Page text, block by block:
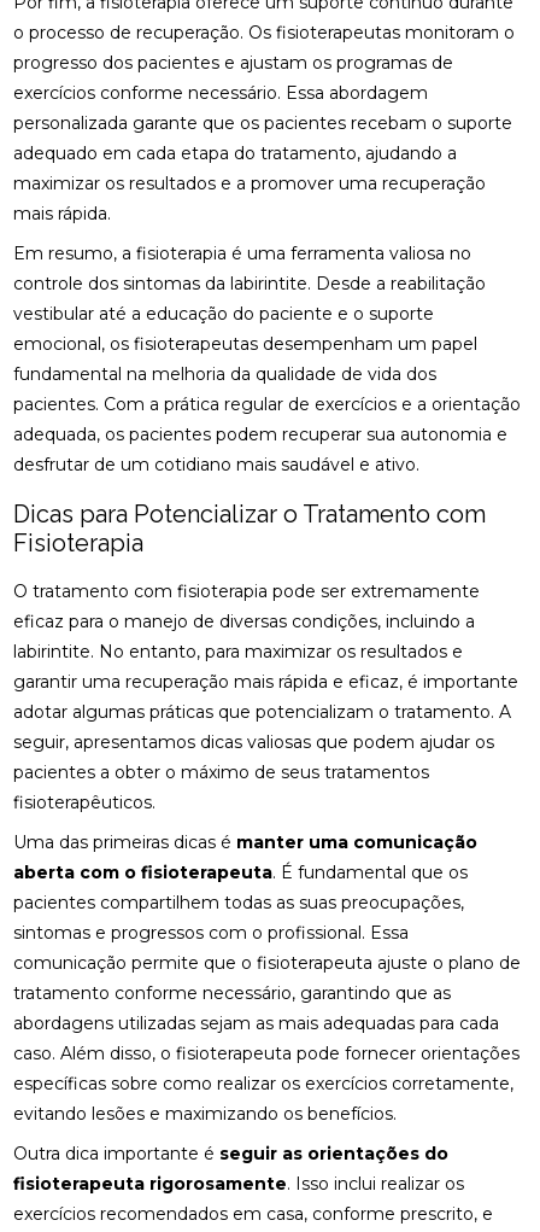
o processo de recuperação. Os fisioterapeutas monitoram o
progresso dos pacientes e ajustam os programas de
exercícios conforme necessário. Essa abordagem
personalizada garante que os pacientes recebam o suporte
adequado em cada etapa do tratamento, ajudando a
maximizar os resultados e a promover uma recuperação
mais rápida.
Em resumo, a fisioterapia é uma ferramenta valiosa no
controle dos sintomas da labirintite. Desde a reabilitação
vestibular até a educação do paciente e o suporte
emocional, os fisioterapeutas desempenham um papel
fundamental na melhoria da qualidade de vida dos
pacientes. Com a prática regular de exercícios e a orientação
adequada, os pacientes podem recuperar sua autonomia e
desfrutar de um cotidiano mais saudável e ativo.
Dicas para Potencializar o Tratamento com
Fisioterapia
O tratamento com fisioterapia pode ser extremamente
eficaz para o manejo de diversas condições, incluindo a
labirintite. No entanto, para maximizar os resultados e
garantir uma recuperação mais rápida e eficaz, é importante
adotar algumas práticas que potencializam o tratamento. A
seguir, apresentamos dicas valiosas que podem ajudar os
pacientes a obter o máximo de seus tratamentos
fisioterapêuticos.
Uma das primeiras dicas é manter uma comunicação
aberta com o fisioterapeuta. É fundamental que os
pacientes compartilhem todas as suas preocupações,
sintomas e progressos com o profissional. Essa
comunicação permite que o fisioterapeuta ajuste o plano de
tratamento conforme necessário, garantindo que as
abordagens utilizadas sejam as mais adequadas para cada
caso. Além disso, o fisioterapeuta pode fornecer orientações
específicas sobre como realizar os exercícios corretamente,
evitando lesões e maximizando os benefícios.
Outra dica importante é seguir as orientações do
fisioterapeuta rigorosamente. Isso inclui realizar os
exercícios recomendados em casa, conforme prescrito, e
FISIOTERAPIA OCULAR: MELHORE SUA VISÃO HOJE!
FISIOTERAPIA OCULAR: MELHORES PRÁTICAS E
BENEFÍCIOS
FISIOTERAPIA OCULAR: SAIBA COMO MELHORAR A
SAÚDE DOS OLHOS E AUMENTAR O CONFORTO
FISIOTERAPIA PARA LABIRINTITE: ALÍVIO E
CONFORTO
FISIOTERAPIA PARA LABIRINTITE: COMO O
TRATAMENTO PODE MELHORAR SEU EQUILÍBRIO E
QUALIDADE DE VIDA
FISIOTERAPIA PARA LABIRINTITE: COMO O
BEM-ESTAR
FISIOTERAPIA PARA LABIRINTITE: COMO O
QUALIDADE DE VIDA
FISIOTERAPIA PARA LABIRINTITE: MELHORE SEU
EQUILÍBRIO
FISIOTERAPIA PARA LABIRINTO: BENEFÍCIOS E
TRATAMENTOS
FISIOTERAPIA PARA LABIRINTO: COMO O
BEM-ESTAR
FISIOTERAPIA PARA LABIRINTO: COMO O
TRATAMENTO PODE MELHORAR SEU EQUILÍBRIO E
BEM-ESTAR
FISIOTERAPIA PARA LABIRINTO: COMO TRATAR E
PREVENIR DISTÚRBIOS VESTIBULARES
FISIOTERAPIA PARA LABIRINTO: COMO TRATAR E
PREVENIR DISTÚRBIOS VESTIBULARES
TRATAMENTO PODE MELHORAR O EQUILÍBRIO E
BEM-ESTAR